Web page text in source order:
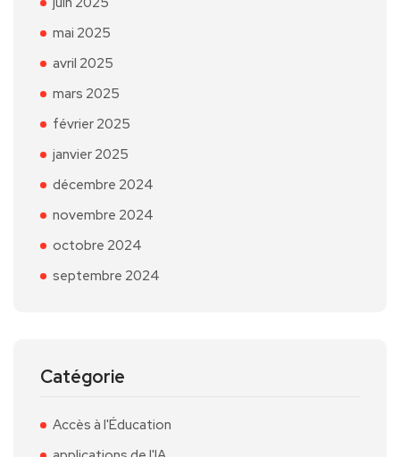
mai 2025
avril 2025
mars 2025
février 2025
janvier 2025
décembre 2024
novembre 2024
octobre 2024
septembre 2024
Catégorie
Accès à l'Éducation